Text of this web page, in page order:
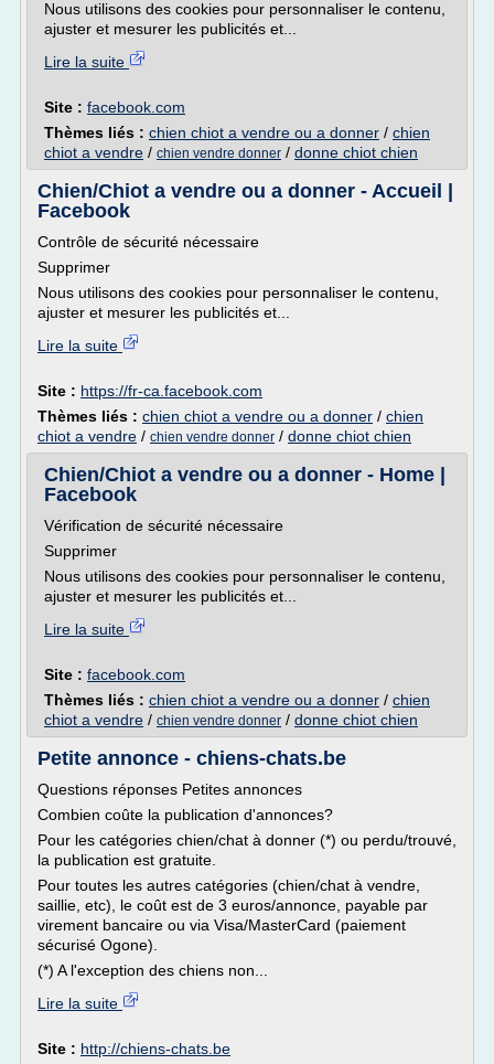
Nous utilisons des cookies pour personnaliser le contenu,
ajuster et mesurer les publicités et...
Lire la suite
Site : facebook.com
Thèmes liés : chien chiot a vendre ou a donner / chien
chiot a vendre / chien vendre donner / donne chiot chien
Chien/Chiot a vendre ou a donner - Accueil |
Facebook
Contrôle de sécurité nécessaire
Supprimer
Nous utilisons des cookies pour personnaliser le contenu,
ajuster et mesurer les publicités et...
Lire la suite
Site : https://fr-ca.facebook.com
Thèmes liés : chien chiot a vendre ou a donner / chien
chiot a vendre / chien vendre donner / donne chiot chien
Chien/Chiot a vendre ou a donner - Home |
Facebook
Vérification de sécurité nécessaire
Supprimer
Nous utilisons des cookies pour personnaliser le contenu,
ajuster et mesurer les publicités et...
Lire la suite
Site : facebook.com
Thèmes liés : chien chiot a vendre ou a donner / chien
chiot a vendre / chien vendre donner / donne chiot chien
Petite annonce - chiens-chats.be
Questions réponses Petites annonces
Combien coûte la publication d'annonces?
Pour les catégories chien/chat à donner (*) ou perdu/trouvé,
la publication est gratuite.
Pour toutes les autres catégories (chien/chat à vendre,
saillie, etc), le coût est de 3 euros/annonce, payable par
virement bancaire ou via Visa/MasterCard (paiement
sécurisé Ogone).
(*) A l'exception des chiens non...
Lire la suite
Site : http://chiens-chats.be